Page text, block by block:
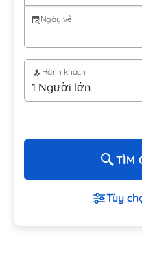
Ngày về
Hành khách
TÌM
Tùy